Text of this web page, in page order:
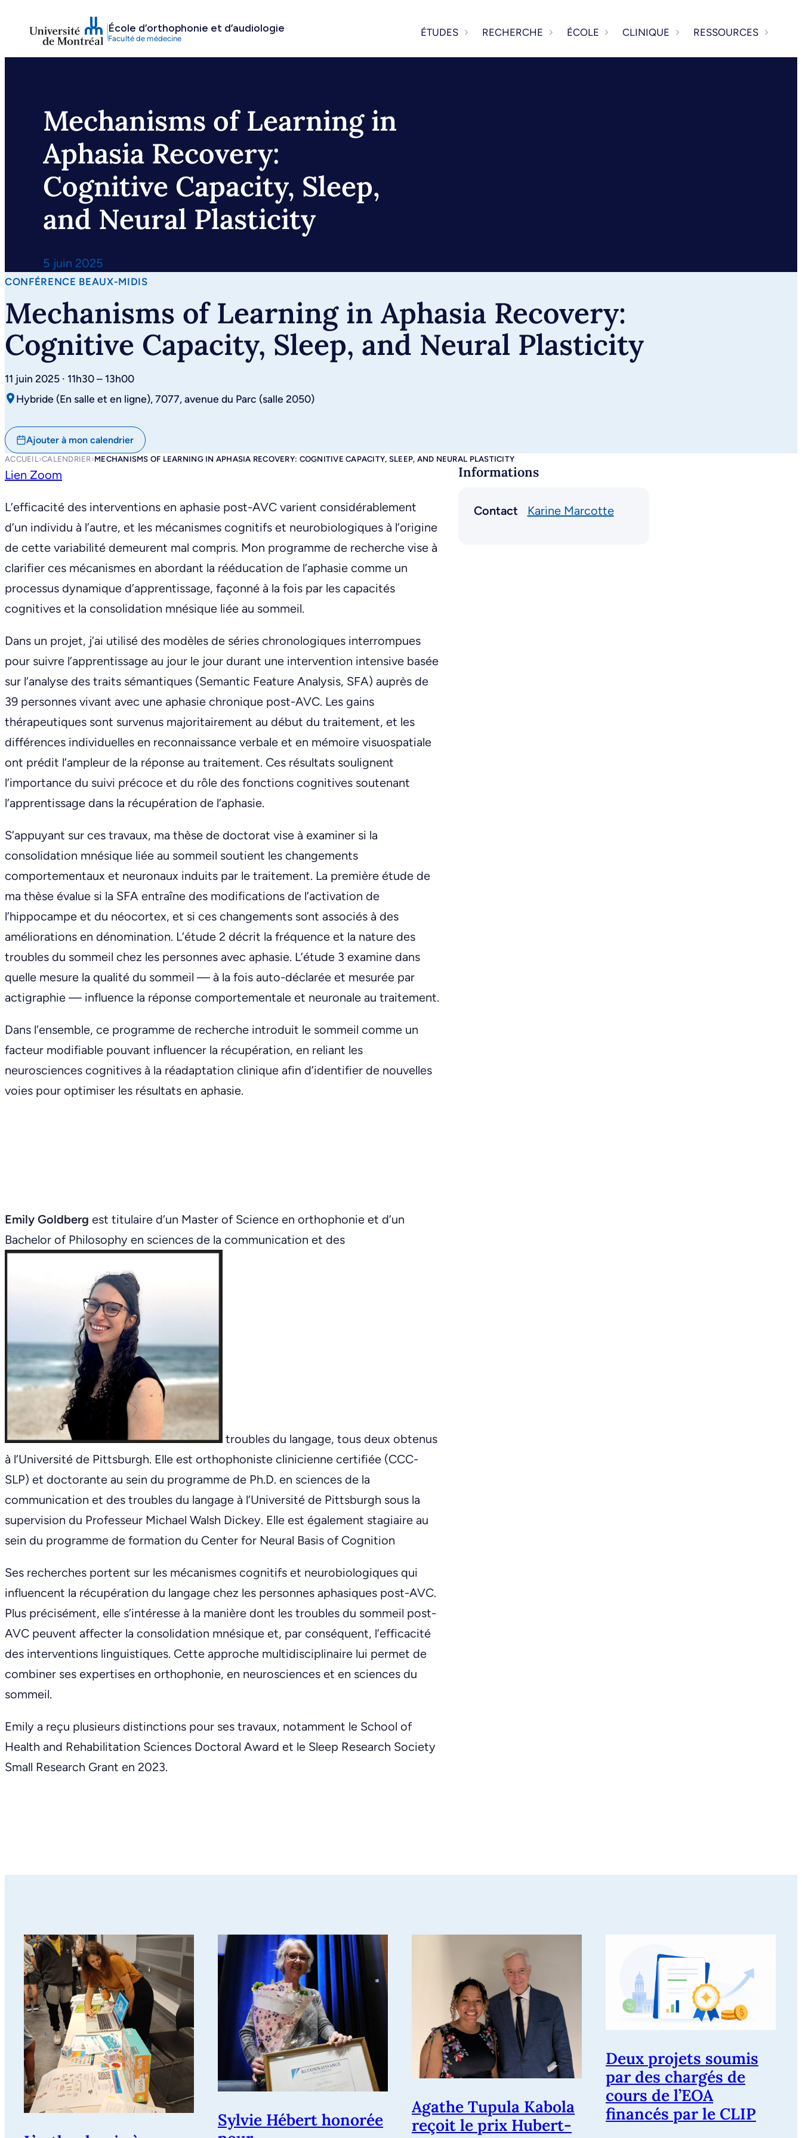
contenu
École d’orthophonie et d’audiologie
Faculté de médecine
ÉTUDES RECHERCHE ÉCOLE CLINIQUE RESSOURCES
Mechanisms of Learning in
Aphasia Recovery:
Cognitive Capacity, Sleep,
and Neural Plasticity
5 juin 2025
CONFÉRENCE BEAUX-MIDIS
Mechanisms of Learning in Aphasia Recovery:
Cognitive Capacity, Sleep, and Neural Plasticity
11 juin 2025 · 11h30 – 13h00
Hybride (En salle et en ligne), 7077, avenue du Parc (salle 2050)
Ajouter à mon calendrier
ACCUEIL›CALENDRIER›MECHANISMS OF LEARNING IN APHASIA RECOVERY: COGNITIVE CAPACITY, SLEEP, AND NEURAL PLASTICITY
Lien Zoom
L’efficacité des interventions en aphasie post-AVC varient considérablement
d’un individu à l’autre, et les mécanismes cognitifs et neurobiologiques à l’origine
de cette variabilité demeurent mal compris. Mon programme de recherche vise à
clarifier ces mécanismes en abordant la rééducation de l’aphasie comme un
processus dynamique d’apprentissage, façonné à la fois par les capacités
cognitives et la consolidation mnésique liée au sommeil.
Dans un projet, j’ai utilisé des modèles de séries chronologiques interrompues
pour suivre l’apprentissage au jour le jour durant une intervention intensive basée
sur l’analyse des traits sémantiques (Semantic Feature Analysis, SFA) auprès de
39 personnes vivant avec une aphasie chronique post-AVC. Les gains
thérapeutiques sont survenus majoritairement au début du traitement, et les
différences individuelles en reconnaissance verbale et en mémoire visuospatiale
ont prédit l’ampleur de la réponse au traitement. Ces résultats soulignent
l’importance du suivi précoce et du rôle des fonctions cognitives soutenant
l’apprentissage dans la récupération de l’aphasie.
S’appuyant sur ces travaux, ma thèse de doctorat vise à examiner si la
consolidation mnésique liée au sommeil soutient les changements
comportementaux et neuronaux induits par le traitement. La première étude de
ma thèse évalue si la SFA entraîne des modifications de l’activation de
l’hippocampe et du néocortex, et si ces changements sont associés à des
améliorations en dénomination. L’étude 2 décrit la fréquence et la nature des
troubles du sommeil chez les personnes avec aphasie. L’étude 3 examine dans
quelle mesure la qualité du sommeil — à la fois auto-déclarée et mesurée par
actigraphie — influence la réponse comportementale et neuronale au traitement.
Dans l’ensemble, ce programme de recherche introduit le sommeil comme un
facteur modifiable pouvant influencer la récupération, en reliant les
neurosciences cognitives à la réadaptation clinique afin d’identifier de nouvelles
voies pour optimiser les résultats en aphasie.
Emily Goldberg est titulaire d’un Master of Science en orthophonie et d’un
Bachelor of Philosophy en sciences de la communication et des
troubles du langage, tous deux obtenus
à l’Université de Pittsburgh. Elle est orthophoniste clinicienne certifiée (CCC-
SLP) et doctorante au sein du programme de Ph.D. en sciences de la
communication et des troubles du langage à l’Université de Pittsburgh sous la
supervision du Professeur Michael Walsh Dickey. Elle est également stagiaire au
sein du programme de formation du Center for Neural Basis of Cognition
Ses recherches portent sur les mécanismes cognitifs et neurobiologiques qui
influencent la récupération du langage chez les personnes aphasiques post-AVC.
Plus précisément, elle s’intéresse à la manière dont les troubles du sommeil post-
AVC peuvent affecter la consolidation mnésique et, par conséquent, l’efficacité
des interventions linguistiques. Cette approche multidisciplinaire lui permet de
combiner ses expertises en orthophonie, en neurosciences et en sciences du
sommeil.
Emily a reçu plusieurs distinctions pour ses travaux, notamment le School of
Health and Rehabilitation Sciences Doctoral Award et le Sleep Research Society
Small Research Grant en 2023.
Informations
Contact Karine Marcotte
Sylvie Hébert honorée
Agathe Tupula Kabola
reçoit le prix Hubert-
Deux projets soumis
par des chargés de
cours de l’EOA
financés par le CLIP